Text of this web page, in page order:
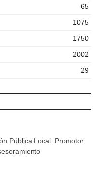
65
1075
1750
2002
29
Pública Local. Promotor